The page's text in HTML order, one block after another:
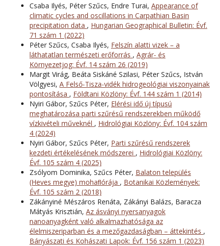
Csaba Ilyés, Péter Szűcs, Endre Turai, Appearance of
climatic cycles and oscillations in Carpathian Basin
precipitation data , Hungarian Geographical Bulletin: Évf.
71 szám 1 (2022)
Péter Szűcs, Csaba Ilyés, Felszín alatti vizek – a
láthatatlan természeti erőforrás , Agrár- és
Környezetjog: Évf. 14 szám 26 (2019)
Margit Virág, Beáta Siskáné Szilasi, Péter Szűcs, István
Völgyesi, A Felső-Tisza-vidék hidrogeológiai viszonyainak
pontosítása , Földtani Közlöny: Évf. 144 szám 1 (2014)
Nyiri Gábor, Szűcs Péter, Elérési idő új típusú
meghatározása parti szűrésű rendszerekben működő
vízkivételi műveknél , Hidrológiai Közlöny: Évf. 104 szám
4 (2024)
Nyiri Gábor, Szűcs Péter, Parti szűrésű rendszerek
kezdeti értékelésének módszerei , Hidrológiai Közlöny:
Évf. 105 szám 4 (2025)
Zsólyom Dominika, Szűcs Péter, Balaton település
(Heves megye) mohaﬂórája , Botanikai Közlemények:
Évf. 105 szám 2 (2018)
Zákányiné Mészáros Renáta, Zákányi Balázs, Baracza
Mátyás Krisztián, Az ásványi nyersanyagok
nanoanyagként való alkalmazhatósága az
élelmiszeriparban és a mezőgazdaságban – áttekintés ,
Bányászati és Kohászati Lapok: Évf. 156 szám 1 (2023)